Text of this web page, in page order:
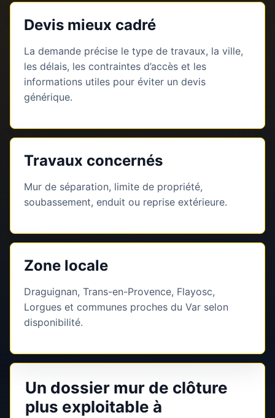
Devis mieux cadré
La demande précise le type de travaux, la ville,
les délais, les contraintes d’accès et les
informations utiles pour éviter un devis
générique.
Travaux concernés
Mur de séparation, limite de propriété,
soubassement, enduit ou reprise extérieure.
Zone locale
Draguignan, Trans-en-Provence, Flayosc,
Lorgues et communes proches du Var selon
disponibilité.
Un dossier mur de clôture
plus exploitable à